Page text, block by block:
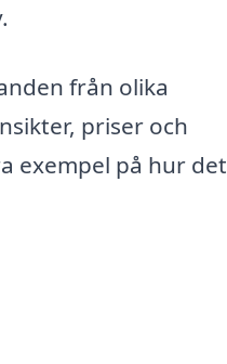
från olika
priser och
exempel på hur det